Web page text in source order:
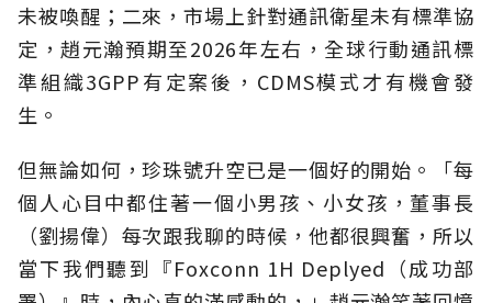
未被喚醒；二來，市場上針對通訊衛星未有標準協
定，趙元瀚預期至2026年左右，全球行動通訊標
準組織3GPP有定案後，CDMS模式才有機會發
生。
但無論如何，珍珠號升空已是一個好的開始。「每
個人心目中都住著一個小男孩、小女孩，董事長
（劉揚偉）每次跟我聊的時候，他都很興奮，所以
當下我們聽到『Foxconn 1H Deplyed（成功部